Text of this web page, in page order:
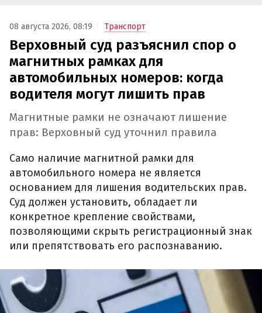
08 августа 2026, 08:19 Транспорт
Верховный суд разъяснил спор о
магнитных рамках для
автомобильных номеров: когда
водителя могут лишить прав
Магнитные рамки не означают лишение
прав: Верховный суд уточнил правила
Само наличие магнитной рамки для
автомобильного номера не является
основанием для лишения водительских прав.
Суд должен установить, обладает ли
конкретное крепление свойствами,
позволяющими скрыть регистрационный знак
или препятствовать его распознаванию.